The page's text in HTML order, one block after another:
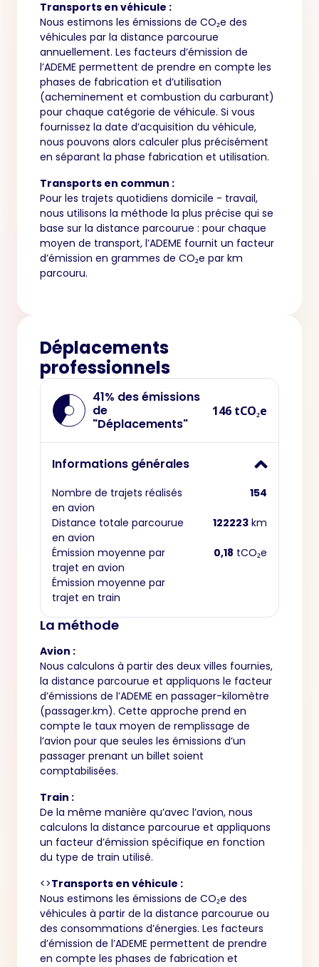
Transports en véhicule :
Nous estimons les émissions de CO₂e des
véhicules par la distance parcourue
annuellement. Les facteurs d’émission de
l’ADEME permettent de prendre en compte les
phases de fabrication et d’utilisation
(acheminement et combustion du carburant)
pour chaque catégorie de véhicule. Si vous
fournissez la date d’acquisition du véhicule,
nous pouvons alors calculer plus précisément
en séparant la phase fabrication et utilisation.
Transports en commun :
Pour les trajets quotidiens domicile - travail,
nous utilisons la méthode la plus précise qui se
base sur la distance parcourue : pour chaque
moyen de transport, l’ADEME fournit un facteur
d’émission en grammes de CO₂e par km
parcouru.
Déplacements
professionnels
41% des émissions
de
"Déplacements"
146 tCO₂e
Informations générales
Nombre de trajets réalisés
en avion
154
Distance totale parcourue
en avion
122223 km
Émission moyenne par
trajet en avion
0,18 tCO₂e
Émission moyenne par
trajet en train
La méthode
Avion :
Nous calculons à partir des deux villes fournies,
la distance parcourue et appliquons le facteur
d’émissions de l’ADEME en passager-kilomètre
(passager.km). Cette approche prend en
compte le taux moyen de remplissage de
l’avion pour que seules les émissions d’un
passager prenant un billet soient
comptabilisées.
Train :
De la même manière qu’avec l’avion, nous
calculons la distance parcourue et appliquons
un facteur d’émission spécifique en fonction
du type de train utilisé.
<>Transports en véhicule :
Nous estimons les émissions de CO₂e des
véhicules à partir de la distance parcourue ou
des consommations d’énergies. Les facteurs
d’émission de l’ADEME permettent de prendre
en compte les phases de fabrication et